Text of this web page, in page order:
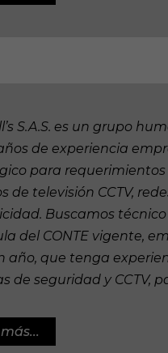
S.A.S. es un grupo
de experiencia
para requerimientos
de televisión CCTV,
Buscamos técnico
del CONTE vigente,
año, que tenga
de seguridad y CCTV,